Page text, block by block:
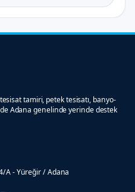
tamiri, petek tesisatı, banyo-
Adana genelinde yerinde destek
A - Yüreğir / Adana